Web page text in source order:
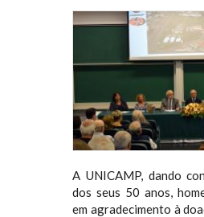
A UNICAMP, dando
dos seus 50 anos,
em agradecimento à